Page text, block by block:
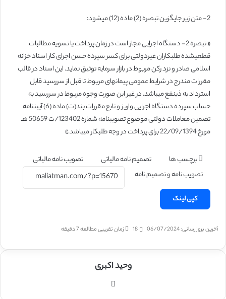
2- متن زیر جایگزین تبصره (2) ماده (12) می­شود:
« تبصره 2- دستگاه اجرایی مجاز است در زمان پرداخت یا تسویه مطالبات
قطعی­شده طلبکاران غیردولتی برای کسر سپرده حسن اجرای کار اسناد خزانه
اسلامی صادر و نزد رکن مربوط در بازار سرمایه توثیق نماید. این اسناد در قالب
مقررات مندرج در شرایط عمومی پیمان­های مربوط تا قبل از سررسید قابل
استرداد به ذینفع می­باشد. در غیر این صورت وجوه مربوط در سررسید به
حساب سپرده دستگاه اجرایی واریز و تابع مقررات بند(ت) ماده (6) آیین­نامه
تضمین معاملات دولتی موضوع تصویب­نامه شماره 123402/ت 50659 هـ
مورخ 22/09/1394 برای پرداخت در وجه طلبکار می­باشد.»
برچسب ها تصمیم نامه مالیاتی
تصویب نامه مالیاتی
تصویب نامه و تصمیم نامه
کپی لینک
آخرین بروزرسانی: 06/07/2024 18 زمان تقریبی مطالعه 7 دقیقه
وحید اکبری